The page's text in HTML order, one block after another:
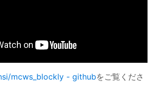
mcws_blockly - githubをご覧くださ